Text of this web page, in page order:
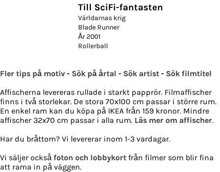
Till SciFi-fantasten
Världarnas krig
Blade Runner
År 2001
Rollerball
Fler tips på motiv - Sök på årtal - Sök artist - Sök filmtitel
Affischerna levereras rullade i starkt papprör. Filmaffischer
finns i två storlekar. De stora 70x100 cm passar i större rum.
En enkel ram kan du köpa på IKEA från 159 kronor. Mindre
affischer 32x70 cm passar i alla rum. Läs mer om affischer.
Har du bråttom? Vi levererar inom 1-3 vardagar.
Vi säljer också foton och lobbykort från filmer som blir fina
att rama in på väggen.